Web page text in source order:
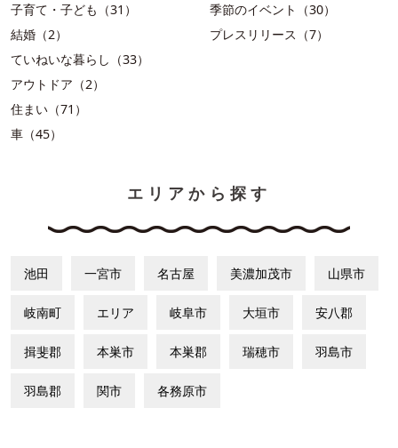
子育て・子ども（31）
結婚（2）
ていねいな暮らし（33）
アウトドア（2）
住まい（71）
車（45）
季節のイベント（30）
プレスリリース（7）
エリアから探す
池田 一宮市 名古屋 美濃加茂市 山県市
岐南町 エリア 岐阜市 大垣市 安八郡
揖斐郡 本巣市 本巣郡 瑞穂市 羽島市
羽島郡 関市 各務原市